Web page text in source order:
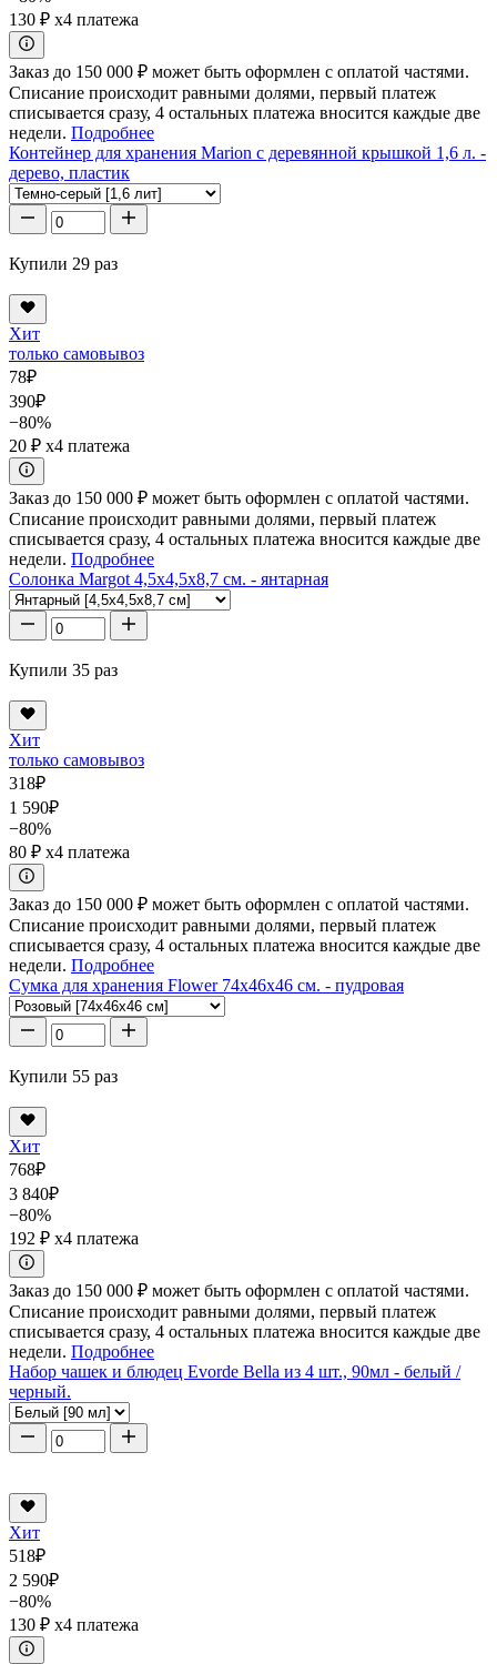
130 ₽ x4 платежа
Заказ до 150 000 ₽ может быть оформлен с оплатой частями.
Списание происходит равными долями, первый платеж
списывается сразу, 4 остальных платежа вносится каждые две
недели. Подробнее
Контейнер для хранения Marion с деревянной крышкой 1,6 л. -
дерево, пластик
Купили 29 раз
Хит
только самовывоз
78₽
390₽
−80%
20 ₽ x4 платежа
Заказ до 150 000 ₽ может быть оформлен с оплатой частями.
Списание происходит равными долями, первый платеж
списывается сразу, 4 остальных платежа вносится каждые две
недели. Подробнее
Солонка Margot 4,5x4,5x8,7 см. - янтарная
Купили 35 раз
Хит
только самовывоз
318₽
1 590₽
−80%
80 ₽ x4 платежа
Заказ до 150 000 ₽ может быть оформлен с оплатой частями.
Списание происходит равными долями, первый платеж
списывается сразу, 4 остальных платежа вносится каждые две
недели. Подробнее
Сумка для хранения Flower 74x46x46 см. - пудровая
Купили 55 раз
Хит
768₽
3 840₽
−80%
192 ₽ x4 платежа
Заказ до 150 000 ₽ может быть оформлен с оплатой частями.
Списание происходит равными долями, первый платеж
списывается сразу, 4 остальных платежа вносится каждые две
недели. Подробнее
Набор чашек и блюдец Evorde Bella из 4 шт., 90мл - белый /
черный.
Хит
518₽
2 590₽
−80%
130 ₽ x4 платежа